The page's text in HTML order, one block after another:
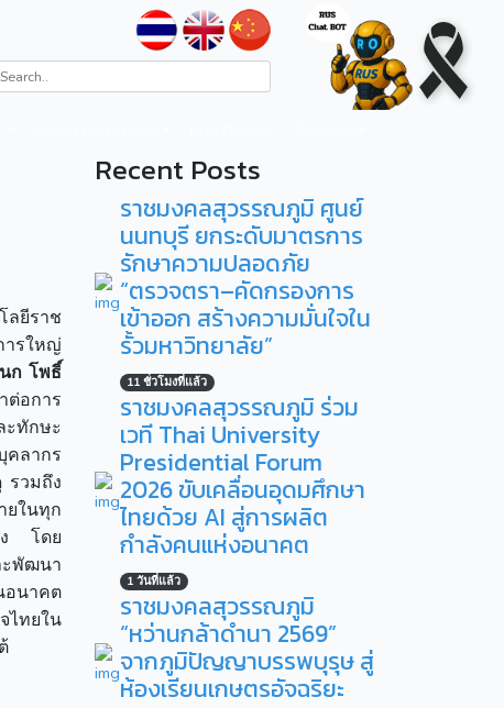
ลยีราช
ารใหญ่
ก โพธิ์
อการ
ะทักษะ
คลากร
รวมถึง
ยในทุก
ง โดย
ะพัฒนา
อนาคต
ไทยใน
Recent Posts
ราชมงคลสุวรรณภูมิ ศูนย์
นนทบุรี ยกระดับมาตรการ
รักษาความปลอดภัย
“ตรวจตรา–คัดกรองการ
เข้าออก สร้างความมั่นใจใน
รั้วมหาวิทยาลัย”
11 ชั่วโมงที่แล้ว
ราชมงคลสุวรรณภูมิ ร่วม
เวที Thai University
Presidential Forum
2026 ขับเคลื่อนอุดมศึกษา
ไทยด้วย AI สู่การผลิต
กำลังคนแห่งอนาคต
1 วันที่แล้ว
ราชมงคลสุวรรณภูมิ
“หว่านกล้าดำนา 2569”
จากภูมิปัญญาบรรพบุรุษ สู่
ห้องเรียนเกษตรอัจฉริยะ